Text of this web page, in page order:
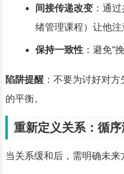
间接传递改变：通过
绪管理课程）让他注
保持一致性：避免“
陷阱提醒：不要为讨好对方
的平衡。
重新定义关系：循
当关系缓和后，需明确未来